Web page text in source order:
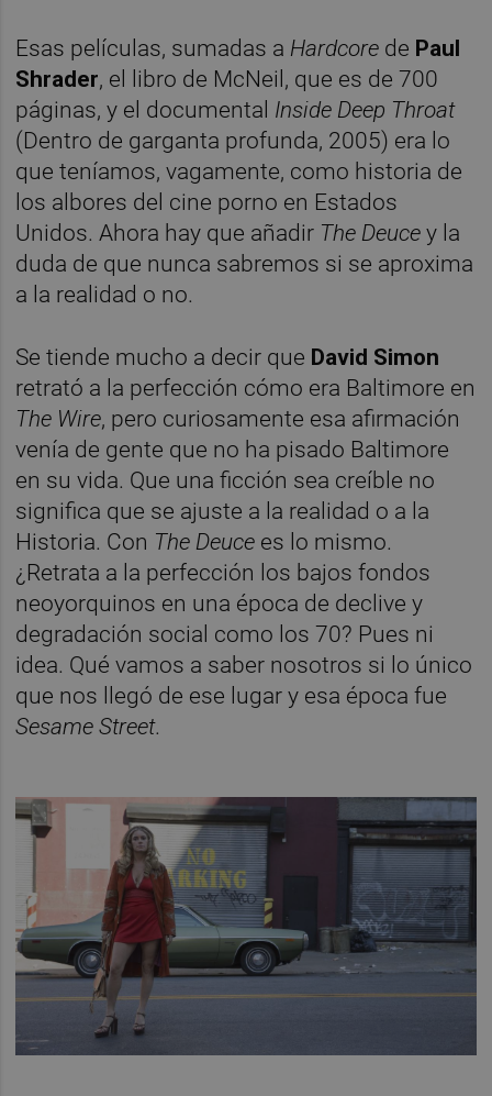
Esas películas, sumadas a Hardcore de Paul
Shrader, el libro de McNeil, que es de 700
páginas, y el documental Inside Deep Throat
(Dentro de garganta profunda, 2005) era lo
que teníamos, vagamente, como historia de
los albores del cine porno en Estados
Unidos. Ahora hay que añadir The Deuce y la
duda de que nunca sabremos si se aproxima
a la realidad o no.
Se tiende mucho a decir que David Simon
retrató a la perfección cómo era Baltimore en
The Wire, pero curiosamente esa afirmación
venía de gente que no ha pisado Baltimore
en su vida. Que una ficción sea creíble no
significa que se ajuste a la realidad o a la
Historia. Con The Deuce es lo mismo.
¿Retrata a la perfección los bajos fondos
neoyorquinos en una época de declive y
degradación social como los 70? Pues ni
idea. Qué vamos a saber nosotros si lo único
que nos llegó de ese lugar y esa época fue
Sesame Street.